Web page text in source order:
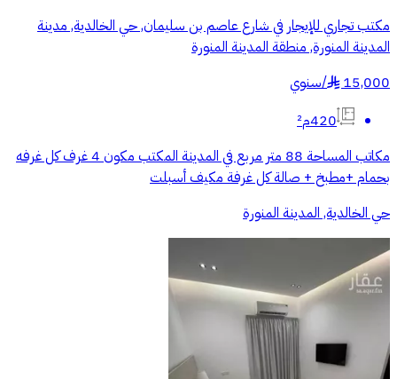
مكتب تجاري للإيجار في شارع عاصم بن سليمان, حي الخالدية, مدينة
المدينة المنورة, منطقة المدينة المنورة
15,000
§
/سنوي
420م²
مكاتب المساحة 88 متر مربع في المدينة المكتب مكون 4 غرف كل غرفه
بحمام +مطبخ + صالة كل غرفة مكيف أسبلت
حي الخالدية, المدينة المنورة